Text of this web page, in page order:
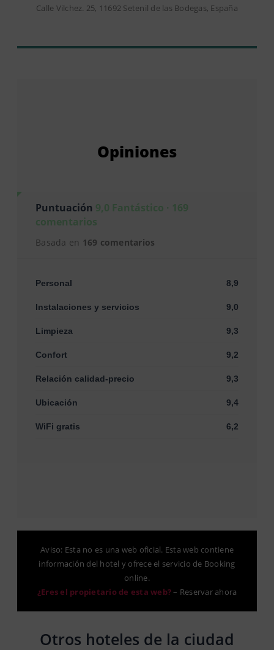
Calle Vilchez. 25, 11692 Setenil de las Bodegas, España
Opiniones
Puntuación 9,0 Fantástico · 169
comentarios
Basada en 169 comentarios
Personal 8,9
Instalaciones y servicios 9,0
Limpieza 9,3
Confort 9,2
Relación calidad-precio 9,3
Ubicación 9,4
WiFi gratis 6,2
Aviso: Esta no es una web oficial. Esta web contiene
información del hotel y ofrece el servicio de Booking
online.
¿Eres el propietario de esta web?– Reservar ahora
Otros hoteles de la ciudad